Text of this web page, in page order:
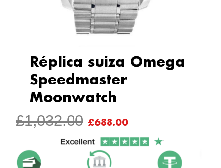
Réplica suiza Omega
Speedmaster
Moonwatch
£1,032.00 ORIGINAL
PRICE
WAS:
£1,032.00.
£688.00CURRENT
PRICE
IS:
£688.00.